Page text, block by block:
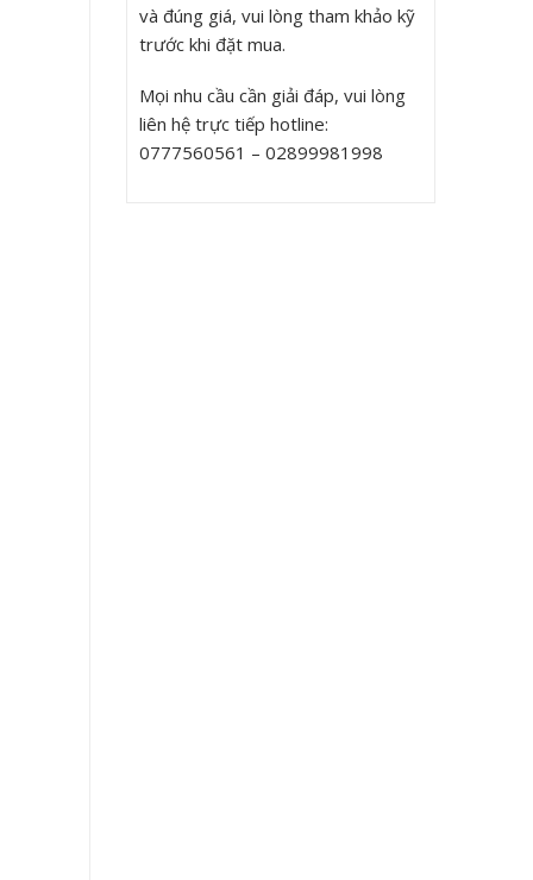
và đúng giá, vui lòng tham khảo kỹ
trước khi đặt mua.
Mọi nhu cầu cần giải đáp, vui lòng
liên hệ trực tiếp hotline:
0777560561 – 02899981998